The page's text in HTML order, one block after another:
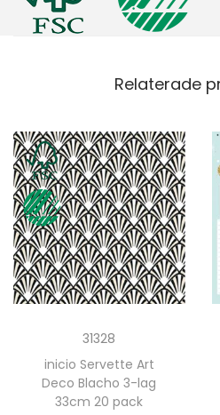
Relaterade
31328
inicio Servette Art
Deco Blacho 3-lag
33cm 20 pack